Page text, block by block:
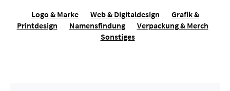
Logo & Marke
Web & Digitaldesign
Grafik &
Printdesign
Namensfindung
Verpackung & Merch
Sonstiges